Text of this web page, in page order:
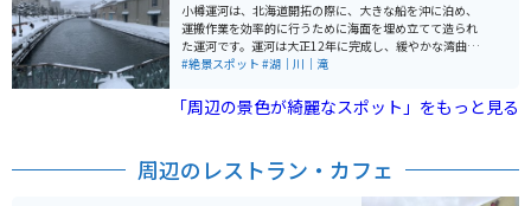
小樽運河は、北海道開拓の際に、大きな船を沖に泊め、
運搬作業を効率的に行うために海面を埋め立てて造られ
た運河です。運河は大正12年に完成し、緩やかな湾曲が
特徴です。戦後になると港の埠頭整備により、昭和61年
整備されました。運河は1140mで、道道臨港線に沿った
部分は20m、北部は40mです。 散策路には63基のガス灯
物が運河沿いに点在していて、夕暮れ時にガス燈の火が
#絶景スポット #湖｜川｜滝
「周辺の景色が綺麗なスポット」をもっと見る
周辺のレストラン・カフェ